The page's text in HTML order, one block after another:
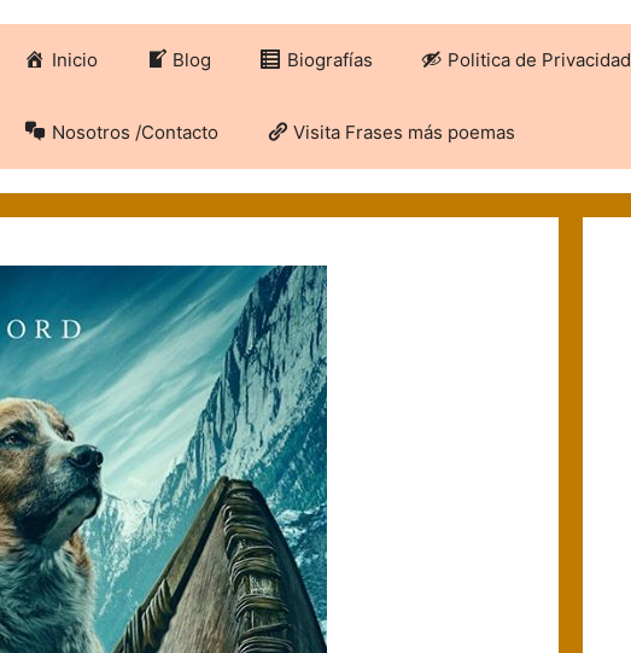
Inicio Blog Biografías Politica de Privacidad
Nosotros /Contacto Visita Frases más poemas